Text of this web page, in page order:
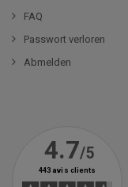
FAQ
Passwort verloren
Abmelden